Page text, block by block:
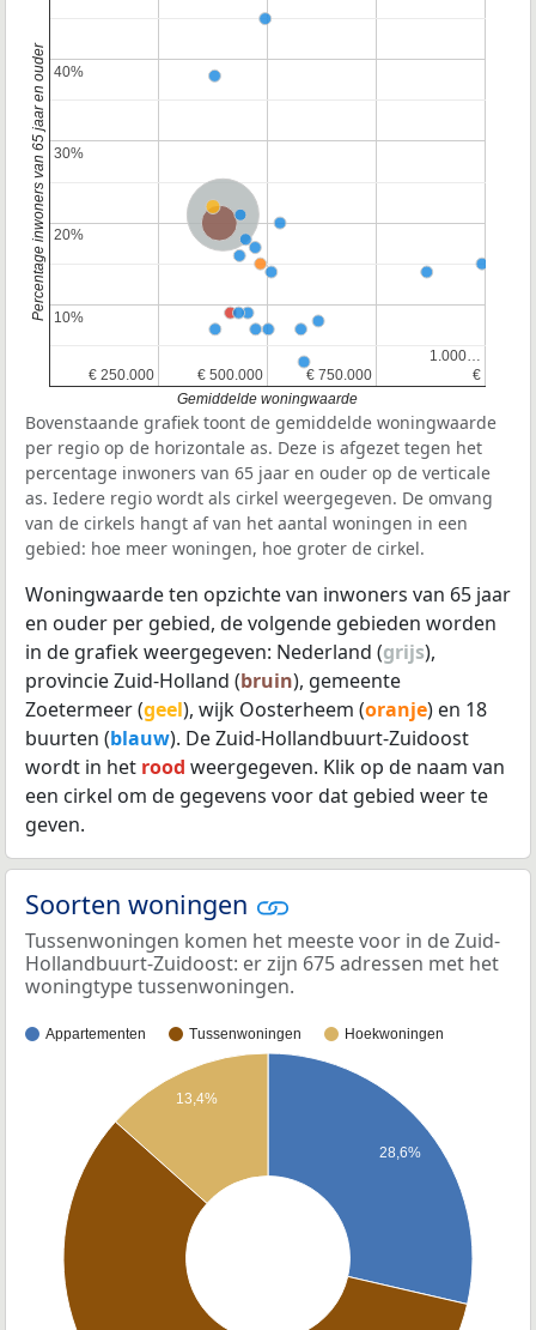
Nederland
Provincie Zuid-Holland
€ 250.000
€ 250.000 € 500.000
€ 500.000 € 750.000
€ 750.000 €
€
1.000…
1.000…
10%
10%
20%
20%
30%
30%
40%
40%
Gemiddelde woningwaarde
Percentage inwoners van 65 jaar en ouder
Bovenstaande grafiek toont de gemiddelde woningwaarde
per regio op de horizontale as. Deze is afgezet tegen het
percentage inwoners van 65 jaar en ouder op de verticale
as. Iedere regio wordt als cirkel weergegeven. De omvang
van de cirkels hangt af van het aantal woningen in een
gebied: hoe meer woningen, hoe groter de cirkel.
Woningwaarde ten opzichte van inwoners van 65 jaar
en ouder per gebied, de volgende gebieden worden
in de grafiek weergegeven: Nederland (grijs),
provincie Zuid-Holland (bruin), gemeente
Zoetermeer (geel), wijk Oosterheem (oranje) en 18
buurten (blauw). De Zuid-Hollandbuurt-Zuidoost
wordt in het rood weergegeven. Klik op de naam van
een cirkel om de gegevens voor dat gebied weer te
geven.
Soorten woningen
Tussenwoningen komen het meeste voor in de Zuid-
Hollandbuurt-Zuidoost: er zijn 675 adressen met het
woningtype tussenwoningen.
Appartementen Tussenwoningen Hoekwoningen
28,6%
13,4%